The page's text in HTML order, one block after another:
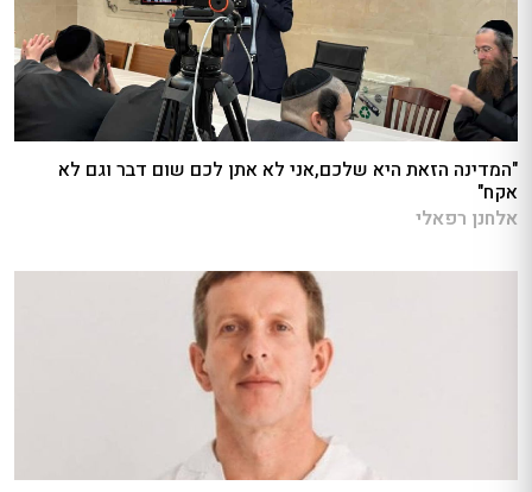
"המדינה הזאת היא שלכם,אני לא אתן לכם שום דבר וגם לא
אקח"
אלחנן רפאלי